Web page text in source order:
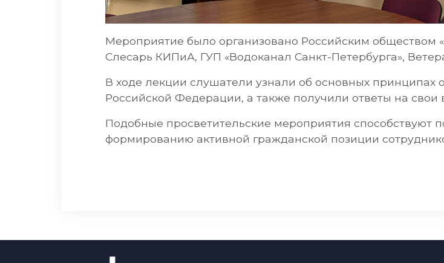
Мероприятие было организовано Российским обществом
Слесарь КИПиА, ГУП «Водоканал Санкт-Петербурга»,
В ходе лекции слушатели узнали об основных принципах
Российской Федерации, а также получили ответы на свои
Подобные просветительские мероприятия способствуют
формированию активной гражданской позиции